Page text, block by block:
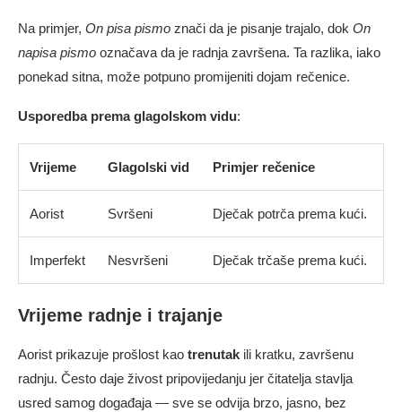
Na primjer, On pisa pismo znači da je pisanje trajalo, dok On
napisa pismo označava da je radnja završena. Ta razlika, iako
ponekad sitna, može potpuno promijeniti dojam rečenice.
Usporedba prema glagolskom vidu:
Vrijeme Glagolski vid Primjer rečenice
Aorist Svršeni Dječak potrča prema kući.
Imperfekt Nesvršeni Dječak trčaše prema kući.
Vrijeme radnje i trajanje
Aorist prikazuje prošlost kao trenutak ili kratku, završenu
radnju. Često daje živost pripovijedanju jer čitatelja stavlja
usred samog događaja — sve se odvija brzo, jasno, bez